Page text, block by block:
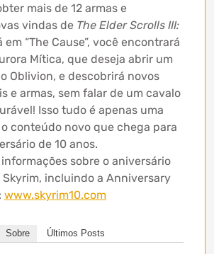
mais de 12 armas e
vindas de The Elder Scrolls III:
em “The Cause”, você encontrará
Mítica, que deseja abrir um
Oblivion, e descobrirá novos
e armas, sem falar de um cavalo
Isso tudo é apenas uma
conteúdo novo que chega para
de 10 anos.
sobre o aniversário
Skyrim, incluindo a Anniversary
www.skyrim10.com
Sobre Últimos Posts